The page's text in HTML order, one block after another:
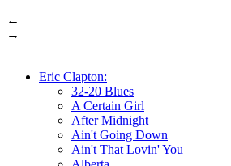
←
→
Eric Clapton:
32-20 Blues
A Certain Girl
After Midnight
Ain't Going Down
Ain't That Lovin' You